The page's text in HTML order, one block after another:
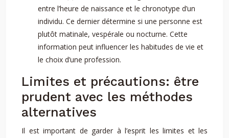
entre l’heure de naissance et le chronotype d’un
individu. Ce dernier détermine si une personne est
plutôt matinale, vespérale ou nocturne. Cette
information peut influencer les habitudes de vie et
le choix d’une profession.
Limites et précautions: être
prudent avec les méthodes
alternatives
Il est important de garder à l’esprit les limites et les